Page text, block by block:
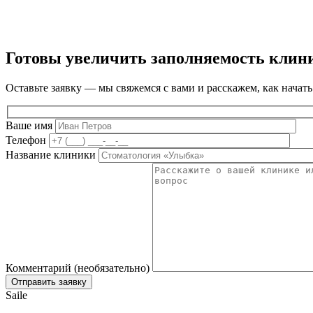
Готовы увеличить заполняемость
Оставьте заявку — мы свяжемся с вами и расскажем, как
Ваше имя
Телефон
Название клиники
Комментарий (необязательно)
Saile